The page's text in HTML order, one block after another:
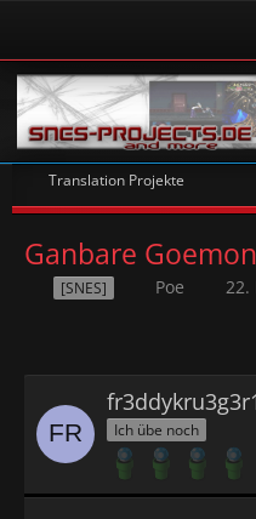
Translation Projekte
Ganbare
[SNES] Poe 22.
Ich übe noch